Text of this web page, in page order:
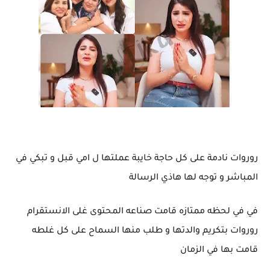
روروات نادمة على كل حاجة خايبة عملتها ل امي قبل و تبكي في
المباشر و توجه لها هاذي الرسالة
في في لحظه ممتازه قامت صناعه المحتوى غلى الانستقرام
روروات بتكريم والدتها و طلب منها السماح على كل غلطه
قامت بها في الزمان